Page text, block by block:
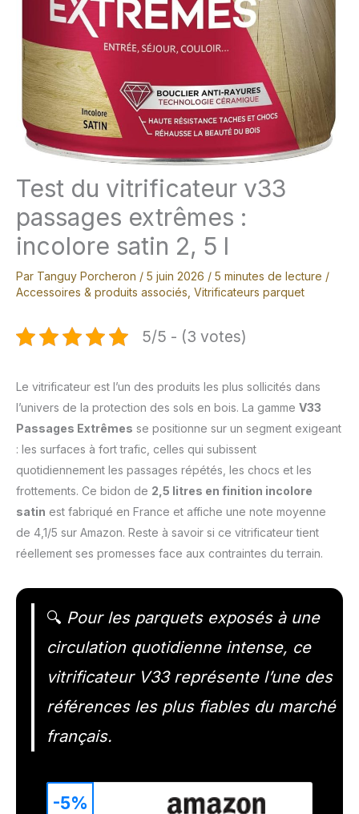
Test du vitrificateur v33
passages extrêmes :
incolore satin 2, 5 l
Par Tanguy Porcheron / 5 juin 2026 / 5 minutes de lecture /
Accessoires & produits associés Vitrificateurs parquet
5/5 - (3 votes)
Le vitrificateur est l’un des produits les plus sollicités dans
l’univers de la protection des sols en bois. La gamme V33
Passages Extrêmes se positionne sur un segment exigeant
: les surfaces à fort trafic, celles qui subissent
quotidiennement les passages répétés, les chocs et les
frottements. Ce bidon de 2,5 litres en finition incolore
satin est fabriqué en France et affiche une note moyenne
de 4,1/5 sur Amazon. Reste à savoir si ce vitrificateur tient
réellement ses promesses face aux contraintes du terrain.
🔍 Pour les parquets exposés à une
circulation quotidienne intense, ce
vitrificateur V33 représente l’une des
références les plus fiables du marché
français.
-5%